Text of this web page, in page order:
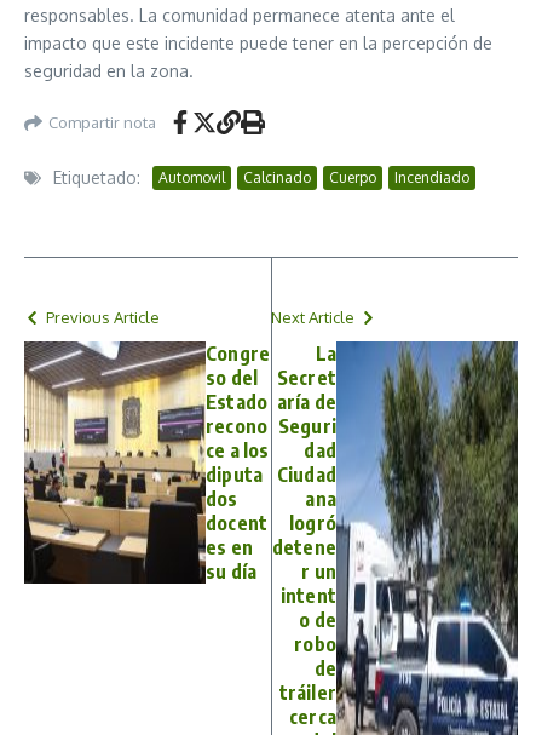
responsables. La comunidad permanece atenta ante el
impacto que este incidente puede tener en la percepción de
seguridad en la zona.
Compartir nota
Etiquetado: Automovil Calcinado Cuerpo Incendiado
Previous Article
Congre
so del
Estado
recono
ce a los
diputa
dos
docent
es en
su día
Next Article
La
Secret
aría de
Seguri
dad
Ciudad
ana
logró
detene
r un
intent
o de
robo
de
tráiler
cerca